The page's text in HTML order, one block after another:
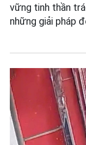
vững tinh thần
những giải pháp